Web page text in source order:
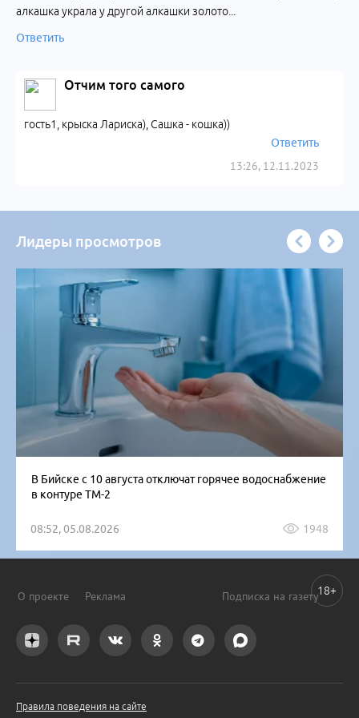
алкашка украла у другой алкашки золото...
Ответить
Отчим того самого
13:26, 12.11.2023
гость1, крыска Лариска), Сашка - кошка))
Ответить
Лидеры просмотров
В Бийске с 10 августа отключат горячее водоснабжение
в контуре ТМ-2
08:52, 05.08.2026 1948
О проекте Реклама Подписка на газету
Правила поведения на сайте
18+